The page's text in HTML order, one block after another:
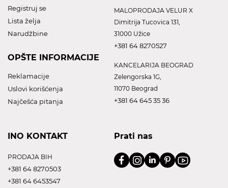
Registruj se
Lista želja
Narudžbine
OPŠTE INFORMACIJE
Reklamacije
Uslovi korišćenja
Najčešća pitanja
MALOPRODAJA VELUR X
Dimitrija Tucovica 131,
31000 Užice
+381 64 8270527
KANCELARIJA BEOGRAD
Zelengorska 1G,
11070 Beograd
+381 64 645 35 36
INO KONTAKT
PRODAJA BIH
+381 64 8270503
+381 64 6453547
Prati nas